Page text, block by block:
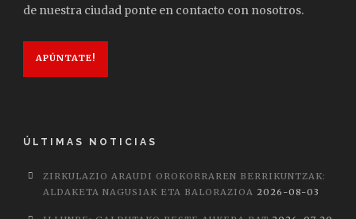
de nuestra ciudad ponte en contacto con nosotros.
APÚNTATE!
ÚLTIMAS NOTICIAS
ZIRKULAZIO ARAUDI OROKORRAREN BERRIKUNTZAK:
ALDAKETA NAGUSIAK ETA BALORAZIOA 2026-08-03